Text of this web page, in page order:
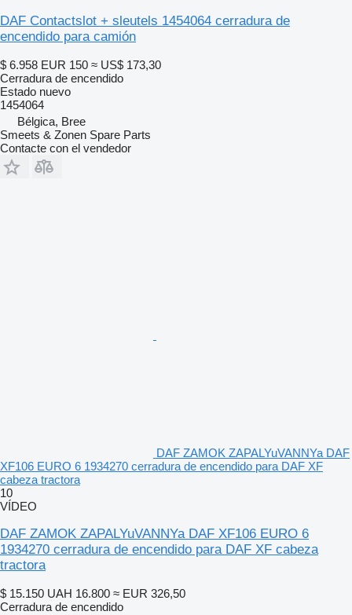
DAF Contactslot + sleutels 1454064 cerradura de
encendido para camión
$ 6.958 EUR 150 ≈ US$ 173,30
Cerradura de encendido
Estado nuevo
1454064
Bélgica, Bree
Smeets & Zonen Spare Parts
Contacte con el vendedor
DAF ZAMOK ZAPALYuVANNYa DAF
XF106 EURO 6 1934270 cerradura de encendido para DAF XF
cabeza tractora
10
VÍDEO
DAF ZAMOK ZAPALYuVANNYa DAF XF106 EURO 6
1934270 cerradura de encendido para DAF XF cabeza
tractora
$ 15.150 UAH 16.800 ≈ EUR 326,50
Cerradura de encendido